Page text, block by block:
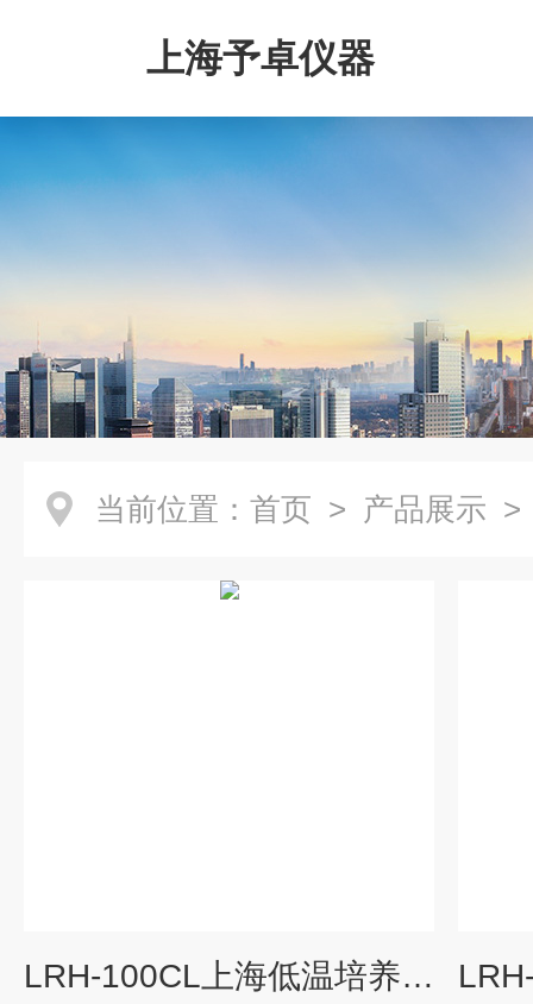
上海予卓仪器
当前位置： 首页 > 产品展示
LRH-100CL上海低温培养箱价格,低温恒温培养箱